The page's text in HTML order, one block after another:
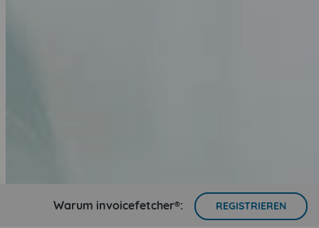
Warum invoicefetcher®: REGISTRIEREN